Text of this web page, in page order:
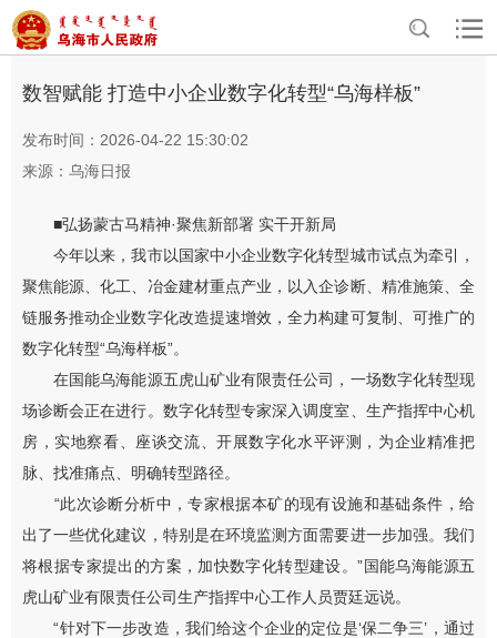
首页>资讯中心 > 乌海要闻
数智赋能 打造中小企业数字化转型“乌海样板”
发布时间：2026-04-22 15:30:02
来源：乌海日报
■弘扬蒙古马精神·聚焦新部署 实干开新局
今年以来，我市以国家中小企业数字化转型城市试点为牵引，
聚焦能源、化工、冶金建材重点产业，以入企诊断、精准施策、全
链服务推动企业数字化改造提速增效，全力构建可复制、可推广的
数字化转型“乌海样板”。
在国能乌海能源五虎山矿业有限责任公司，一场数字化转型现
场诊断会正在进行。数字化转型专家深入调度室、生产指挥中心机
房，实地察看、座谈交流、开展数字化水平评测，为企业精准把
脉、找准痛点、明确转型路径。
“此次诊断分析中，专家根据本矿的现有设施和基础条件，给
出了一些优化建议，特别是在环境监测方面需要进一步加强。我们
将根据专家提出的方案，加快数字化转型建设。”国能乌海能源五
虎山矿业有限责任公司生产指挥中心工作人员贾廷远说。
“针对下一步改造，我们给这个企业的定位是‘保二争三’，通过